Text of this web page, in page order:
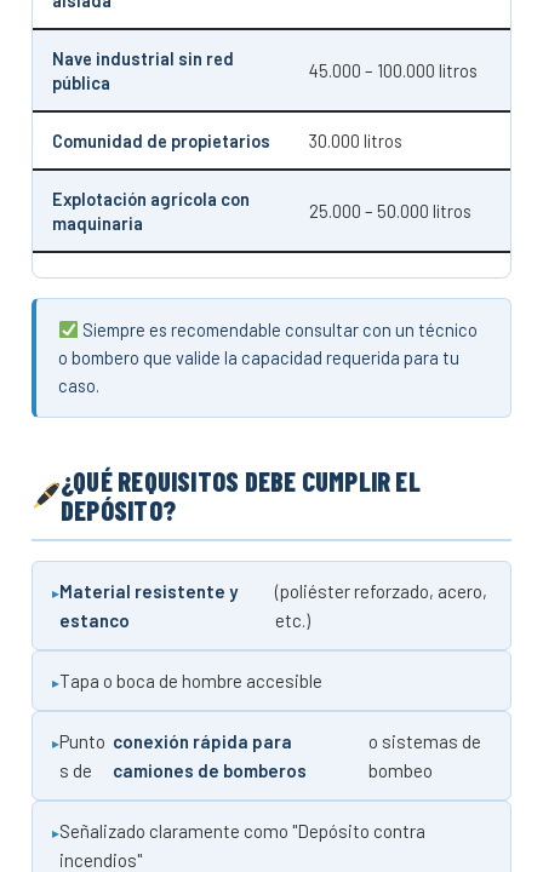
Nave industrial sin red
pública
45.000 – 100.000 litros
Comunidad de propietarios 30.000 litros
Explotación agrícola con
maquinaria
25.000 – 50.000 litros
Siempre es recomendable consultar con un técnico
o bombero que valide la capacidad requerida para tu
caso.
¿QUÉ REQUISITOS DEBE CUMPLIR EL
DEPÓSITO?
Material resistente y
estanco
(poliéster reforzado, acero,
etc.)
Tapa o boca de hombre accesible
Punto
s de
conexión rápida para
camiones de bomberos
o sistemas de
bombeo
Señalizado claramente como "Depósito contra
incendios"